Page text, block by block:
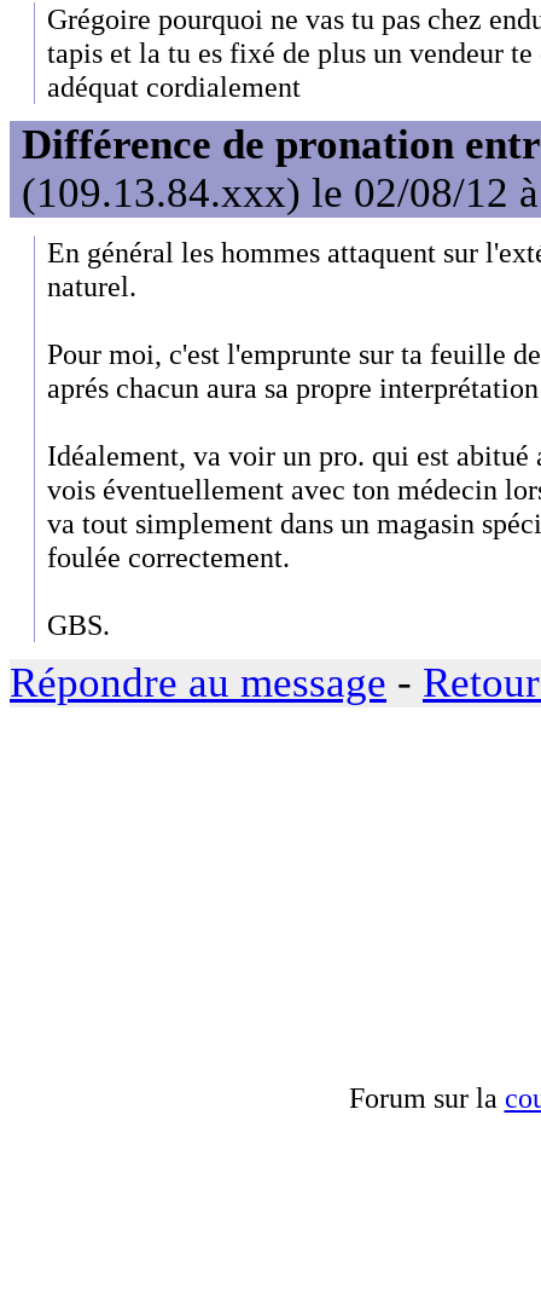
Grégoire pourquoi ne vas tu pas chez
tapis et la tu es fixé de plus un vendeur te
adéquat cordialement
Différence de pronation
(109.13.84.xxx) le 02/08/12
En général les hommes attaquent sur
naturel.
Pour moi, c'est l'emprunte sur ta feuille
aprés chacun aura sa propre
Idéalement, va voir un pro. qui est abitué
vois éventuellement avec ton médecin
va tout simplement dans un magasin
foulée correctement.
GBS.
Répondre au message -
Forum sur la